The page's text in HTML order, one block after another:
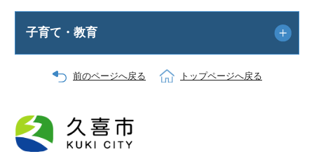
子育て・教育
前のページへ戻る トップページへ戻る